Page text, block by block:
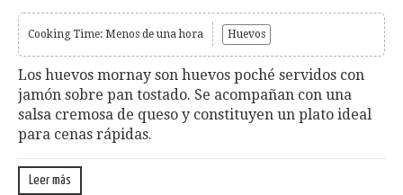
Cooking Time: Menos de una hora Huevos
Los huevos mornay son huevos poché servidos con
jamón sobre pan tostado. Se acompañan con una
salsa cremosa de queso y constituyen un plato ideal
para cenas rápidas.
Leer más